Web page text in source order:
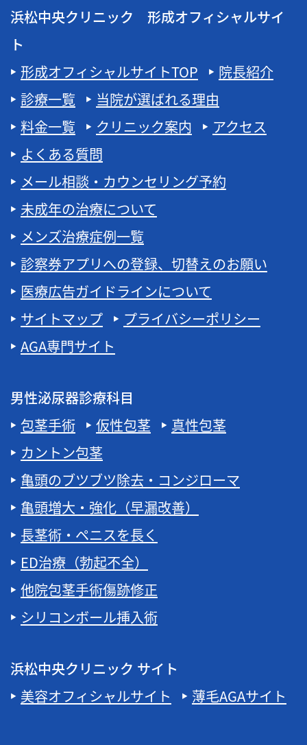
浜松中央クリニック 形成オフィシャルサイ
ト
形成オフィシャルサイトTOP
院長紹介
診療一覧
当院が選ばれる理由
料金一覧
クリニック案内
アクセス
よくある質問
メール相談・カウンセリング予約
未成年の治療について
メンズ治療症例一覧
診察券アプリへの登録、切替えのお願い
医療広告ガイドラインについて
サイトマップ
プライバシーポリシー
AGA専門サイト
男性泌尿器診療科目
包茎手術
仮性包茎
真性包茎
カントン包茎
亀頭のブツブツ除去・コンジローマ
亀頭増大・強化（早漏改善）
長茎術・ペニスを長く
ED治療（勃起不全）
他院包茎手術傷跡修正
シリコンボール挿入術
浜松中央クリニック サイト
美容オフィシャルサイト
薄毛AGAサイト